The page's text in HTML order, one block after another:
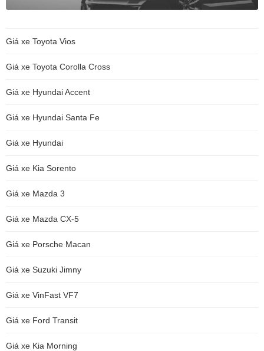
Giá xe Toyota Vios
Giá xe Toyota Corolla Cross
Giá xe Hyundai Accent
Giá xe Hyundai Santa Fe
Giá xe Hyundai
Giá xe Kia Sorento
Giá xe Mazda 3
Giá xe Mazda CX-5
Giá xe Porsche Macan
Giá xe Suzuki Jimny
Giá xe VinFast VF7
Giá xe Ford Transit
Giá xe Kia Morning